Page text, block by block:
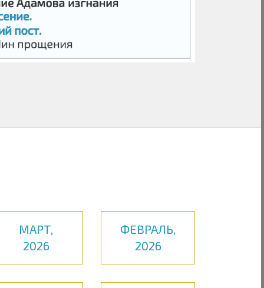
МАРТ,
2026
ФЕВРАЛЬ,
2026